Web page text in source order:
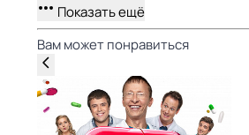
Показать ещё
Вам может понравиться